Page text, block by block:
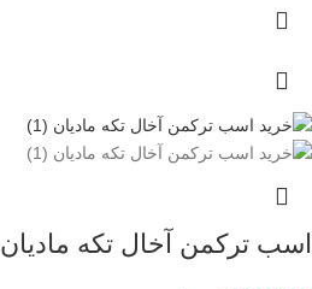
اسب ترکمن آخال تکه مادیان